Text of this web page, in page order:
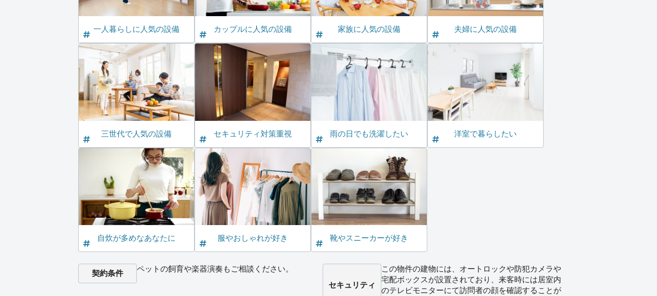
一人暮らしに人気の設備 カップルに人気の設備 家族に人気の設備 夫婦に人気の設備
三世代で人気の設備 セキュリティ対策重視 雨の日でも洗濯したい 洋室で暮らしたい
自炊が多めなあなたに 服やおしゃれが好き 靴やスニーカーが好き
契約条件
ペットの飼育や楽器演奏もご相談ください。
セキュリティ
この物件の建物には、オートロックや防犯カメラや
宅配ボックスが設置されており、来客時には居室内
のテレビモニターにて訪問者の顔を確認することが